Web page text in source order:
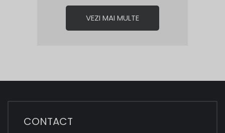
VEZI MAI MULTE
CONTACT